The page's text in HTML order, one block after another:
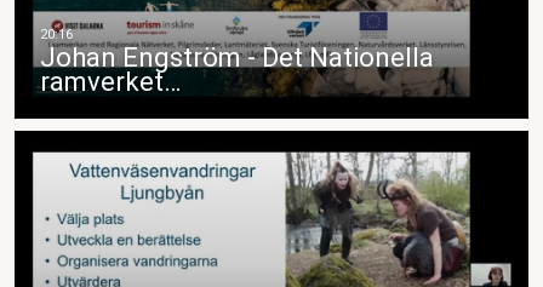
Johan Engström - Det Nationella
ramverket…